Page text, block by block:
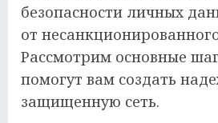
безопасности личных
от
Рассмотрим основные
помогут вам создать
защищенную сеть.